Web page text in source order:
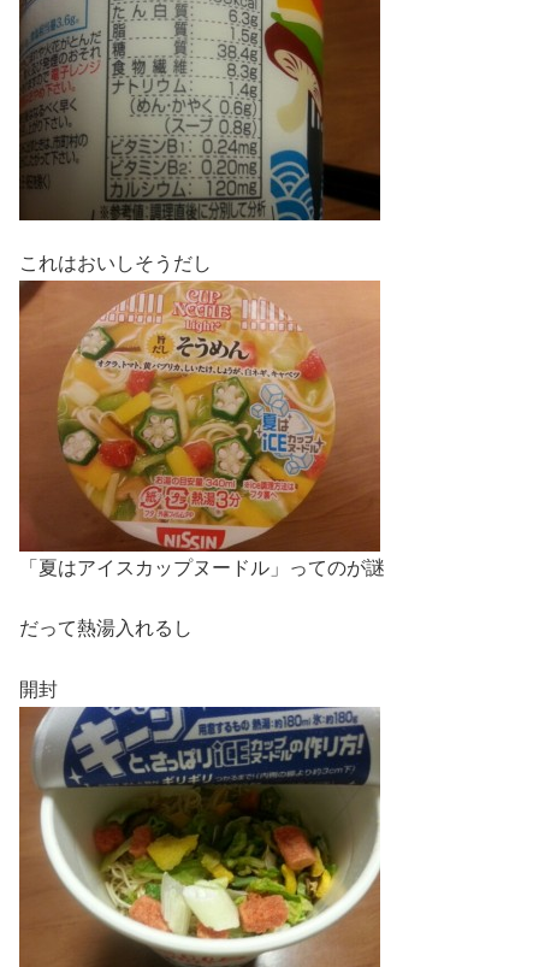
これはおいしそうだし
「夏はアイスカップヌードル」ってのが謎
だって熱湯入れるし
開封